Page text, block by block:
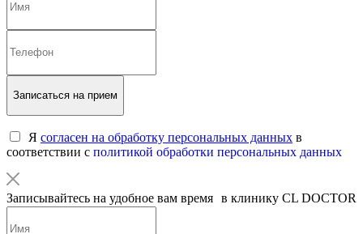
Записаться на прием
Я согласен на обработку персональных данных в
соответствии с политикой обработки персональных данных
Записывайтесь на удобное вам время в клинику CL DOCTOR